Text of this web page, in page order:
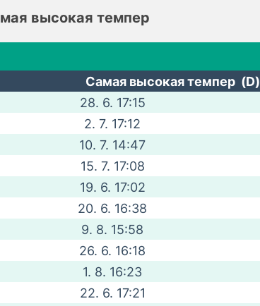
высокая темпер
Самая высокая темпер (D)
28. 6. 17:15
2. 7. 17:12
10. 7. 14:47
15. 7. 17:08
19. 6. 17:02
20. 6. 16:38
9. 8. 15:58
26. 6. 16:18
1. 8. 16:23
22. 6. 17:21